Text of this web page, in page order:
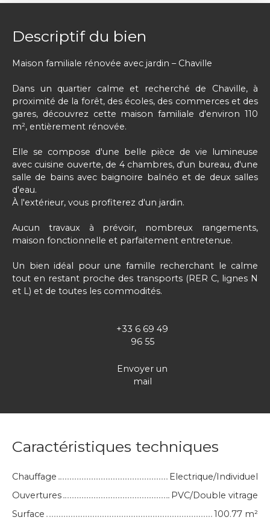
Descriptif du bien
Maison familiale rénovée avec jardin – Chaville
Dans un quartier calme et recherché de Chaville, à
proximité de la forêt, des écoles, des commerces et des
gares, découvrez cette maison familiale d'environ 110
m², entièrement rénovée.
Elle se compose d'une belle pièce de vie lumineuse
avec cuisine ouverte, de 4 chambres, d'un bureau, d'une
salle de bains avec baignoire balnéo et de deux salles
d'eau.
À l'extérieur, vous profiterez d'un jardin.
Aucun travaux à prévoir, nombreux rangements,
maison fonctionnelle et parfaitement entretenue.
Un bien idéal pour une famille recherchant le calme
tout en restant proche des transports (RER C, lignes N
et L) et de toutes les commodités.
+33 6 69 49
96 55
Envoyer un
mail
Caractéristiques techniques
Chauffage
Electrique/Individuel
Ouvertures
PVC/Double vitrage
Surface
100.77 m²